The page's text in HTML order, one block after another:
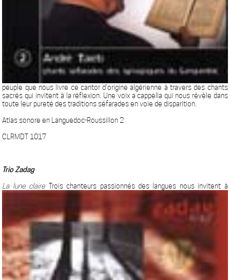
peuple que nous livre ce cantor d'origine algérienne à travers des chants
sacrés qui invitent à la réflexion. Une voix a cappella qui nous révèle dans
toute leur pureté des traditions séfarades en voie de disparition.
Atlas sonore en Languedoc-Roussillon 2
CLRMDT 1017
Trio Zadag
La lune claire Trois chanteurs passionnés des langues nous invitent à